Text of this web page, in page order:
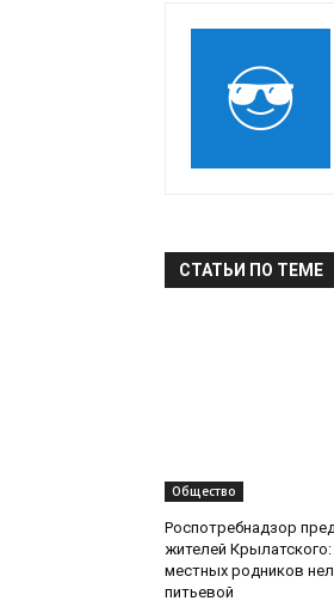
СТАТЬИ ПО ТЕМЕ
Общество
Роспотребнадзор
жителей Крылатского:
местных родников
питьевой